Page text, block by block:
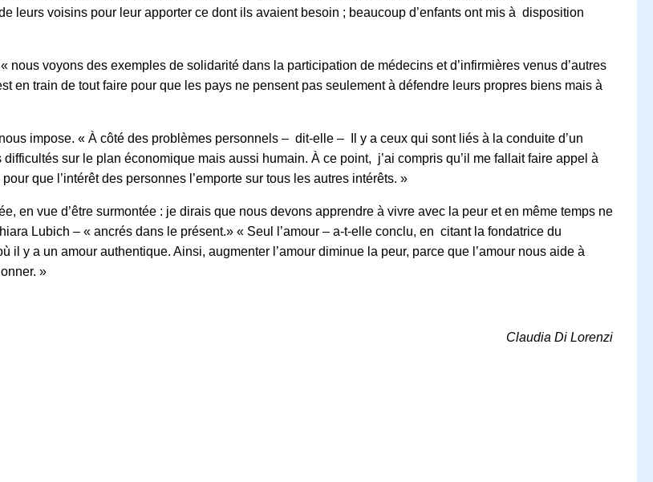
leurs voisins pour leur apporter ce dont ils avaient besoin ; beaucoup d’enfants ont mis à disposition
voyons des exemples de solidarité dans la participation de médecins et d’infirmières venus d’autres
en train de tout faire pour que les pays ne pensent pas seulement à défendre leurs propres biens mais à
impose. « À côté des problèmes personnels – dit-elle – Il y a ceux qui sont liés à la conduite d’un
sur le plan économique mais aussi humain. À ce point, j’ai compris qu’il me fallait faire appel à
que l’intérêt des personnes l’emporte sur tous les autres intérêts. »
en vue d’être surmontée : je dirais que nous devons apprendre à vivre avec la peur et en même temps ne
Lubich – « ancrés dans le présent.» « Seul l’amour – a-t-elle conclu, en citant la fondatrice du
il y a un amour authentique. Ainsi, augmenter l’amour diminue la peur, parce que l’amour nous aide à
»
Claudia Di Lorenzi